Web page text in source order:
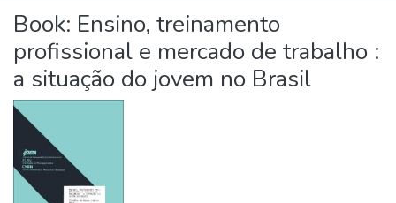
Statistics
About Us
Book: Ensino, treinamento
profissional e mercado de trabalho :
a situação do jovem no Brasil